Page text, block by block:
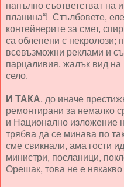
напълно съответстват на
планина“! Стълбовете,
контейнерите за смет,
са облепени с некролози;
всевъзможни реклами и
парцаливия, жалък вид на
село.
И ТАКА, до иначе
ремонтирани за немалко
и Национално изложение
трябва да се минава по
сме свикнали, ама гости
министри, посланици,
Орешак, това не е някакво